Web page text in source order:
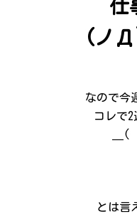
仕
(ノ
なので今
コレで
＿(
とは言